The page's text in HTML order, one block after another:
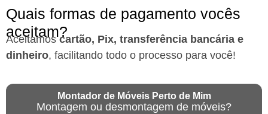
Quais formas de pagamento vocês
aceitam?
Aceitamoscartão, Pix, transferência bancária e
dinheiro, facilitando todo o processo para você!
Montador de Móveis Perto de Mim
Montagem ou desmontagem de móveis?